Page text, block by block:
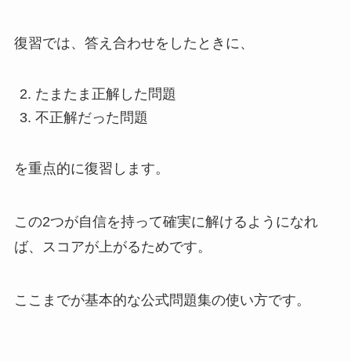
復習では、答え合わせをしたときに、
たまたま正解した問題
不正解だった問題
を重点的に復習します。
この2つが自信を持って確実に解けるようになれ
ば、スコアが上がるためです。
ここまでが基本的な公式問題集の使い方です。